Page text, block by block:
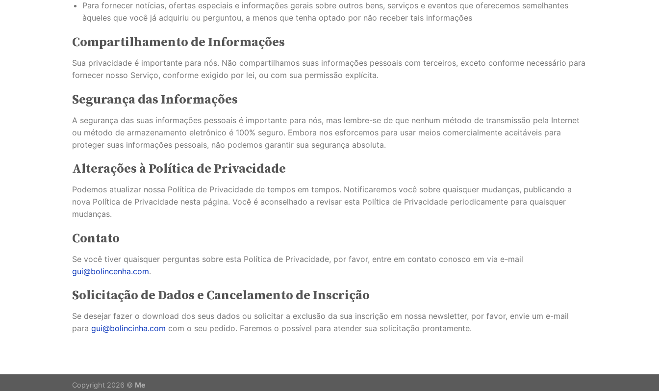
Para fornecer notícias, ofertas especiais e informações gerais sobre outros bens, serviços e eventos que oferecemos semelhantes
àqueles que você já adquiriu ou perguntou, a menos que tenha optado por não receber tais informações
Compartilhamento de Informações
Sua privacidade é importante para nós. Não compartilhamos suas informações pessoais com terceiros, exceto conforme necessário para
fornecer nosso Serviço, conforme exigido por lei, ou com sua permissão explícita.
Segurança das Informações
A segurança das suas informações pessoais é importante para nós, mas lembre-se de que nenhum método de transmissão pela Internet
ou método de armazenamento eletrônico é 100% seguro. Embora nos esforcemos para usar meios comercialmente aceitáveis para
proteger suas informações pessoais, não podemos garantir sua segurança absoluta.
Alterações à Política de Privacidade
Podemos atualizar nossa Política de Privacidade de tempos em tempos. Notificaremos você sobre quaisquer mudanças, publicando a
nova Política de Privacidade nesta página. Você é aconselhado a revisar esta Política de Privacidade periodicamente para quaisquer
mudanças.
Contato
Se você tiver quaisquer perguntas sobre esta Política de Privacidade, por favor, entre em contato conosco em via e-mail
gui@bolincenha.com.
Solicitação de Dados e Cancelamento de Inscrição
Se desejar fazer o download dos seus dados ou solicitar a exclusão da sua inscrição em nossa newsletter, por favor, envie um e-mail
para gui@bolincinha.com com o seu pedido. Faremos o possível para atender sua solicitação prontamente.
Copyright 2026 © Me